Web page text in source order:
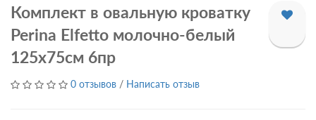
Комплект в овальную кроватку
Perina Elfetto молочно-белый
125х75см 6пр
0 отзывов / Написать отзыв